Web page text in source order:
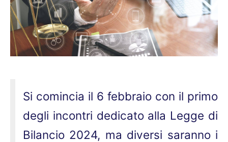
Si comincia il 6 febbraio con il primo
degli incontri dedicato alla Legge di
Bilancio 2024, ma diversi saranno i